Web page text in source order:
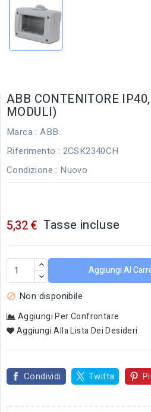
ABB CONTENITORE
MODULI)
Marca : ABB
Riferimento : 2CSK2340CH
Condizione : Nuovo
5,32 € Tasse incluse
Aggiungi Al
 Non disponibile
Aggiungi Per Confrontare
Aggiungi Alla Lista Dei Desideri
Condividi Twitta